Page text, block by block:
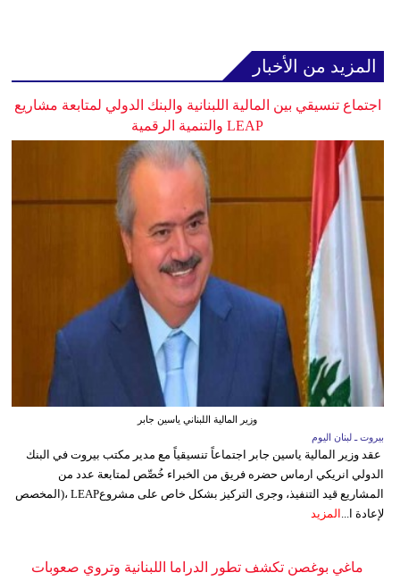
المزيد من الأخبار
اجتماع تنسيقي بين المالية اللبنانية والبنك الدولي لمتابعة مشاريع
LEAP والتنمية الرقمية
وزير المالية اللبناني ياسين جابر
بيروت ـ لبنان اليوم
عقد وزير المالية ياسين جابر اجتماعاً تنسيقياً مع مدير مكتب بيروت في البنك
الدولي انريكي ارماس حضره فريق من الخبراء خُصِّص لمتابعة عدد من
المشاريع قيد التنفيذ، وجرى التركيز بشكل خاص على مشروعLEAP ،(المخصص
لإعادة ا... المزيد
ماغي بوغصن تكشف تطور الدراما اللبنانية وتروي صعوبات